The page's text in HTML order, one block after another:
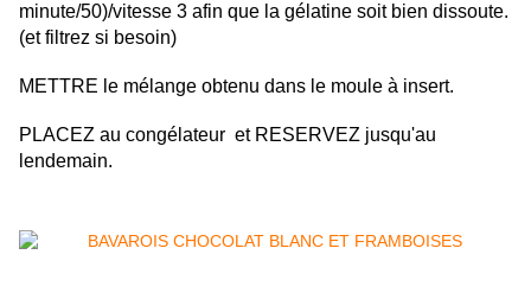
minute/50)/vitesse 3 afin que la gélatine soit bien dissoute.
(et filtrez si besoin)
METTRE le mélange obtenu dans le moule à insert.
PLACEZ au congélateur et RESERVEZ jusqu'au
lendemain.